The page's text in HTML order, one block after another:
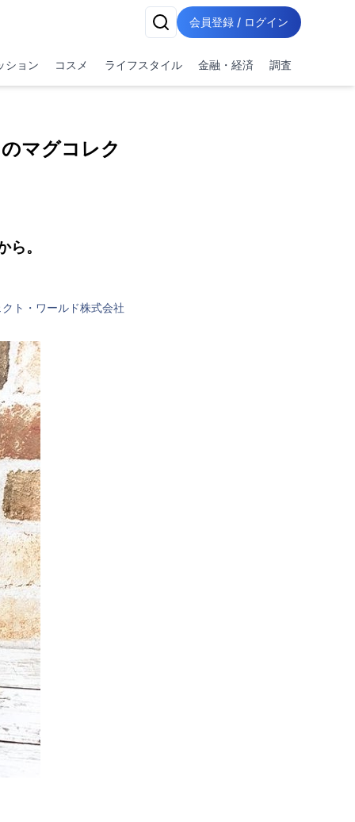
会員登録 / ログイン
ション コスメ ライフスタイル 金融・経済 調査
マグコレク
。
ト・ワールド株式会社